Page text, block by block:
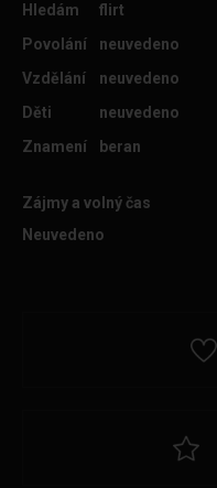
Hledám
flirt
Povolání
neuvedeno
Vzdělání
neuvedeno
Děti
neuvedeno
Znamení
beran
Zájmy a volný čas
Neuvedeno